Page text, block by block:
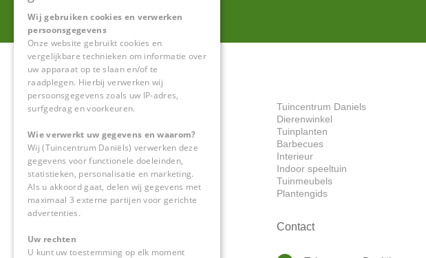
Tuincentrum Daniels
Dierenwinkel
Tuinplanten
Barbecues
Interieur
Indoor speeltuin
Tuinmeubels
Plantengids
Contact
Wij gebruiken cookies en verwerken
persoonsgegevens
Onze website gebruikt cookies en
vergelijkbare technieken om informatie over
uw apparaat op te slaan en/of te
raadplegen. Hierbij verwerken wij
persoonsgegevens zoals uw IP-adres,
surfgedrag en voorkeuren.
Wie verwerkt uw gegevens en waarom?
Wij (Tuincentrum Daniëls) verwerken deze
gegevens voor functionele doeleinden,
statistieken, personalisatie en marketing.
Als u akkoord gaat, delen wij gegevens met
maximaal 3 externe partijen voor gerichte
advertenties.
Uw rechten
U kunt uw toestemming op elk moment